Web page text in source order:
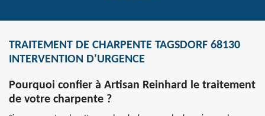
TRAITEMENT DE CHARPENTE TAGSDORF 68130
INTERVENTION D'URGENCE
Pourquoi confier à Artisan Reinhard le traitement
de votre charpente ?